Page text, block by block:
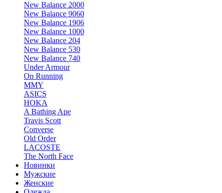
New Balance 2000
New Balance 9060
New Balance 1906
New Balance 1000
New Balance 204
New Balance 530
New Balance 740
Under Armour
On Running
MMY
ASICS
HOKA
A Bathing Ape
Travis Scott
Converse
Old Order
LACOSTE
The North Face
Новинки
Мужские
Женские